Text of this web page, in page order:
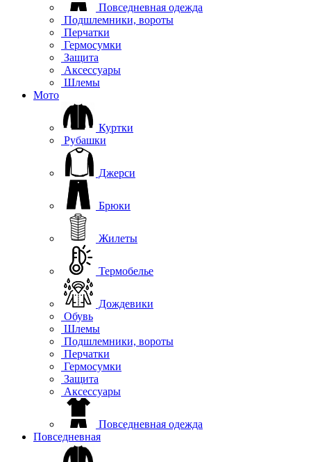
Повседневная одежда
Подшлемники, вороты
Перчатки
Гермосумки
Защита
Аксессуары
Шлемы
Мото
Куртки
Рубашки
Джерси
Брюки
Жилеты
Термобелье
Дождевики
Обувь
Шлемы
Подшлемники, вороты
Перчатки
Гермосумки
Защита
Аксессуары
Повседневная одежда
Повседневная